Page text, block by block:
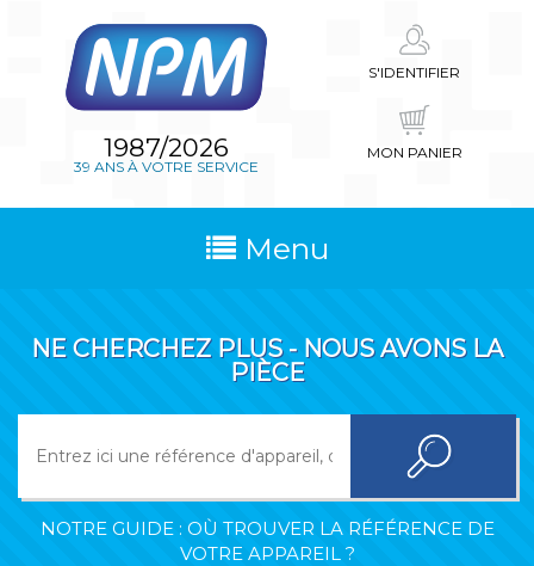
1987/2026
39 ANS À VOTRE SERVICE
S'IDENTIFIER
MON PANIER
Menu
NE CHERCHEZ PLUS - NOUS AVONS LA
PIÈCE
NOTRE GUIDE : OÙ TROUVER LA RÉFÉRENCE DE
VOTRE APPAREIL ?